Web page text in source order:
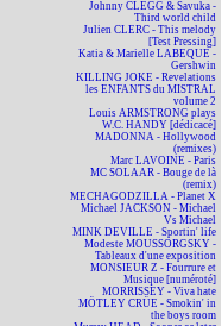
Johnny CLEGG & Savuka -
Third world child
Julien CLERC - This melody
[Test Pressing]
Katia & Marielle LABEQUE -
Gershwin
KILLING JOKE - Revelations
les ENFANTS du MISTRAL
volume 2
Louis ARMSTRONG plays
W.C. HANDY [dédicacé]
MADONNA - Hollywood
(remixes)
Marc LAVOINE - Paris
MC SOLAAR - Bouge de là
(remix)
MECHAGODZILLA - Planet X
Michael JACKSON - Michael
Vs Michael
MINK DEVILLE - Sportin' life
Modeste MOUSSORGSKY -
Tableaux d'une exposition
MONSIEUR Z - Fourrure et
Musique [numéroté]
MORRISSEY - Viva hate
MÖTLEY CRÜE - Smokin' in
the boys room